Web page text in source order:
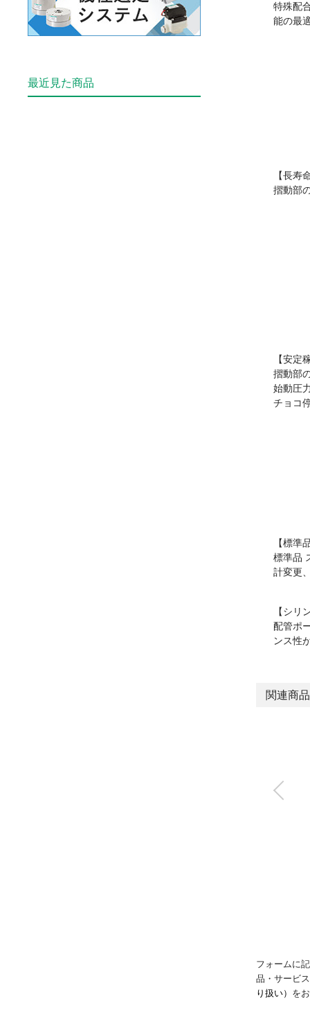
特殊配
能の最
【長寿
摺動部
【安定
摺動部
始動圧
チョコ
【標準
標準品
計変更
【シリ
配管ポ
ンス性
関連商品
フォームに
品・サービ
り扱い） を
最近見た商品